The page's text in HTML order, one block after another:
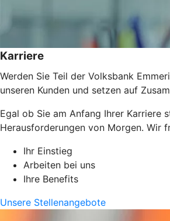
Karriere
Werden Sie Teil der Volksbank
unseren Kunden und setzen auf
Egal ob Sie am Anfang Ihrer Karriere
Herausforderungen von Morgen. Wir
Ihr Einstieg
Arbeiten bei uns
Ihre Benefits
Unsere Stellenangebote